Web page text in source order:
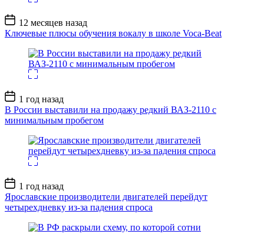
Дата
записи
12 месяцев назад
Ключевые плюсы обучения вокалу в школе Voca-Beat
Дата
записи
1 год назад
В России выставили на продажу редкий ВАЗ-2110 с
минимальным пробегом
Дата
записи
1 год назад
Ярославские производители двигателей перейдут
четырехдневку из-за падения спроса